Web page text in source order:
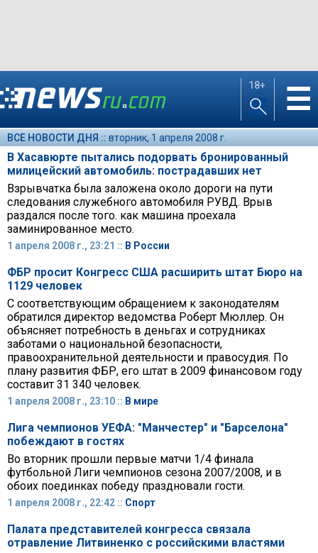
18+ ☰
ВСЕ НОВОСТИ ДНЯ :: вторник, 1 апреля 2008 г.
В Хасавюрте пытались подорвать бронированный
милицейский автомобиль: пострадавших нет
Взрывчатка была заложена около дороги на пути
следования служебного автомобиля РУВД. Врыв
раздался после того. как машина проехала
заминированное место.
1 апреля 2008 г., 23:21 :: В России
ФБР просит Конгресс США расширить штат Бюро на
1129 человек
С соответствующим обращением к законодателям
обратился директор ведомства Роберт Мюллер. Он
объясняет потребность в деньгах и сотрудниках
заботами о национальной безопасности,
правоохранительной деятельности и правосудия. По
плану развития ФБР, его штат в 2009 финансовом году
составит 31 340 человек.
1 апреля 2008 г., 23:10 :: В мире
Лига чемпионов УЕФА: "Манчестер" и "Барселона"
побеждают в гостях
Во вторник прошли первые матчи 1/4 финала
футбольной Лиги чемпионов сезона 2007/2008, и в
обоих поединках победу праздновали гости.
1 апреля 2008 г., 22:42 :: Спорт
Палата представителей конгресса связала
отравление Литвиненко с российскими властями